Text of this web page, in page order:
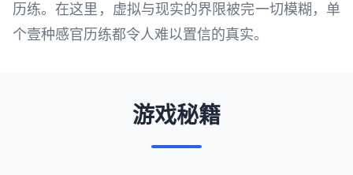
历练。在这里，虚拟与现实的界限被完一切模糊，单
个壹种感官历练都令人难以置信的真实。
游戏秘籍